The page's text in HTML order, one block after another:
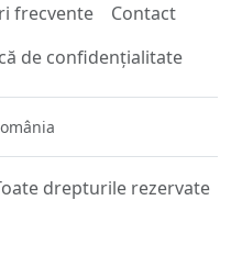
frecvente
Contact
de confidențialitate
drepturile rezervate